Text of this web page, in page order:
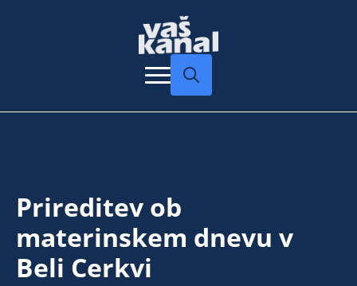
Prireditev ob
materinskem dnevu v
Beli Cerkvi